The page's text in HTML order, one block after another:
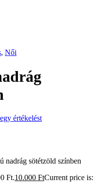
, Női
értékelést
nadrág sötétzöld színben
Ft.10.000 FtCurrent price is: